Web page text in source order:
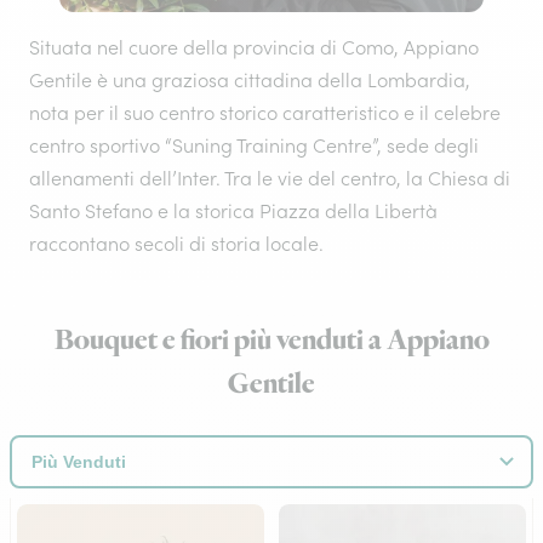
Situata nel cuore della provincia di Como, Appiano
Gentile è una graziosa cittadina della Lombardia,
nota per il suo centro storico caratteristico e il celebre
centro sportivo “Suning Training Centre”, sede degli
allenamenti dell’Inter. Tra le vie del centro, la Chiesa di
Santo Stefano e la storica Piazza della Libertà
raccontano secoli di storia locale.
Bouquet e fiori più venduti a Appiano
Gentile